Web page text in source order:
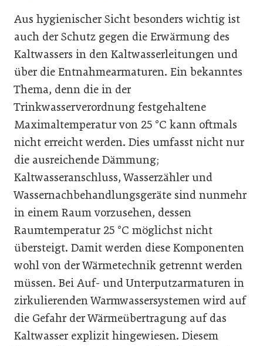
Aus hygienischer Sicht besonders wichtig ist
auch der Schutz gegen die Erwärmung des
Kaltwassers in den Kaltwasserleitungen und
über die Entnahmearmaturen. Ein bekanntes
Thema, denn die in der
Trinkwasserverordnung festgehaltene
Maximaltemperatur von 25 °C kann oftmals
nicht erreicht werden. Dies umfasst nicht nur
die ausreichende Dämmung;
Kaltwasseranschluss, Wasserzähler und
Wassernachbehandlungsgeräte sind nunmehr
in einem Raum vorzusehen, dessen
Raumtemperatur 25 °C möglichst nicht
übersteigt. Damit werden diese Komponenten
wohl von der Wärmetechnik getrennt werden
müssen. Bei Auf- und Unterputzarmaturen in
zirkulierenden Warmwassersystemen wird auf
die Gefahr der Wärmeübertragung auf das
Kaltwasser explizit hingewiesen. Diesem